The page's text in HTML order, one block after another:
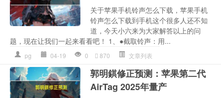
关于苹果手机铃声怎么下载，苹果手机
铃声怎么下载到手机这个很多人还不知
道，今天小六来为大家解答以上的问
题，现在让我们一起来看看吧！ 1、●截取铃声：用...
pg 04-19 0 870 文章列表
郭明錤修正预测：苹果第二代
AirTag 2025年量产